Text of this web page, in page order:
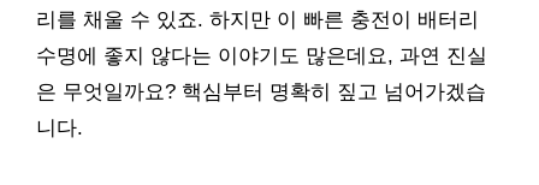
리를 채울 수 있죠. 하지만 이 빠른 충전이 배터리
수명에 좋지 않다는 이야기도 많은데요, 과연 진실
은 무엇일까요? 핵심부터 명확히 짚고 넘어가겠습
니다.